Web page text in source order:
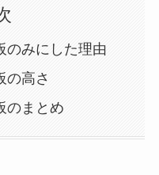
のみにした理由
の高さ
のまとめ